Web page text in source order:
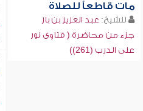
مات قاطعاً للصلاة
للشيخ: عبد العزيز بن باز
جزء من محاضرة ( فتاوى نور
على الدرب (261))